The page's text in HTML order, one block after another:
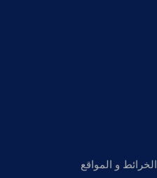
الخرائط و المواقع